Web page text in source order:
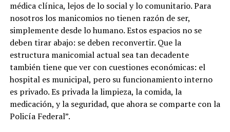
médica clínica, lejos de lo social y lo comunitario. Para
nosotros los manicomios no tienen razón de ser,
simplemente desde lo humano. Estos espacios no se
deben tirar abajo: se deben reconvertir. Que la
estructura manicomial actual sea tan decadente
también tiene que ver con cuestiones económicas: el
hospital es municipal, pero su funcionamiento interno
es privado. Es privada la limpieza, la comida, la
medicación, y la seguridad, que ahora se comparte con la
Policía Federal”.